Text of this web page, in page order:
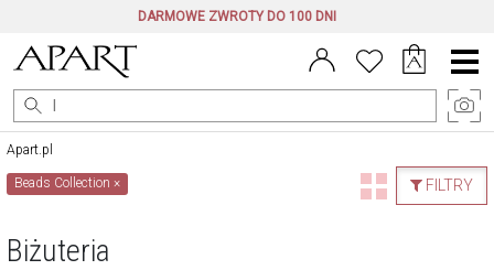
DARMOWE ZWROTY DO 100 DNI
Menu
główne
Apart.pl
FILTRY
Beads Collection×
Biżuteria